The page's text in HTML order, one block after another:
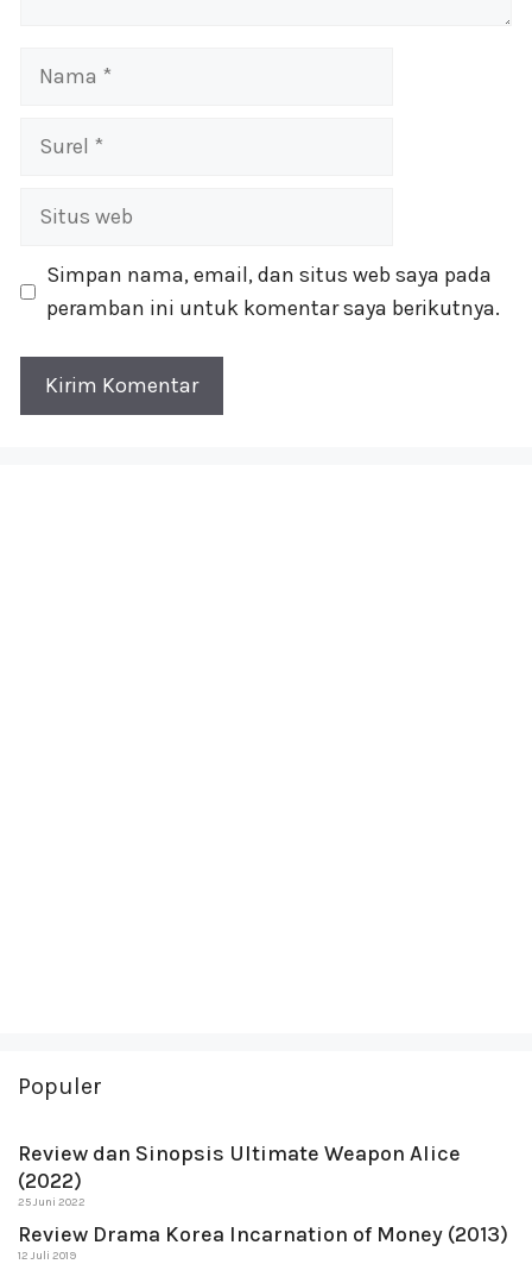
Nama
Surel
Situs
Simpan nama, email, dan situs web saya pada
peramban ini untuk komentar saya berikutnya.
Populer
Review dan Sinopsis Ultimate Weapon Alice
(2022)
25 Juni 2022
Review Drama Korea Incarnation of Money (2013)
12 Juli 2019